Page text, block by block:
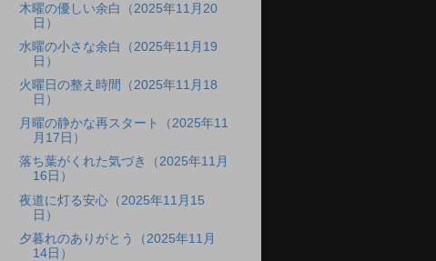
木曜の優しい余白（2025年11月20
日）
水曜の小さな余白（2025年11月19
日）
火曜日の整え時間（2025年11月18
日）
月曜の静かな再スタート（2025年11
月17日）
落ち葉がくれた気づき（2025年11月
16日）
夜道に灯る安心（2025年11月15
日）
夕暮れのありがとう（2025年11月
14日）